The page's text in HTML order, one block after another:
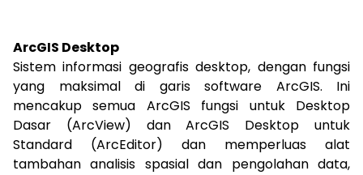
ArcGIS Desktop
Sistem informasi geografis desktop, dengan fungsi
yang maksimal di garis software ArcGIS. Ini
mencakup semua ArcGIS fungsi untuk Desktop
Dasar (ArcView) dan ArcGIS Desktop untuk
Standard (ArcEditor) dan memperluas alat
tambahan analisis spasial dan pengolahan data,